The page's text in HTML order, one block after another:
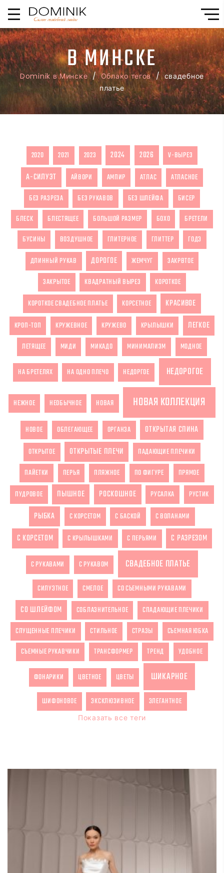
В МИНСКЕ
Dominik в Минске/Облако тегов/ свадебное
платье
2020 2021 2023 2024 2026 V-ВЫРЕЗ
А-СИЛУЭТ АЙВОРИ АМПИР АТЛАС АТЛАСНОЕ
БЕЗ РАЗРЕЗА БЕЗ РУКАВОВ БЕЗ ШЛЕЙФА БИСЕР
БЛЕСК БЛЕСТЯЩЕЕ БОЛЬШОЙ РАЗМЕР БОХО БРЕТЕЛИ
БУСИНЫ ВОЗДУШНОЕ ГЛИТЕРНОЕ ГЛИТТЕР ГОДЭ
ДЛИННЫЙ РУКАВ ДОРОГОЕ ЖЕМЧУГ ЗАКРВТОЕ
ЗАКРЫТОЕ КВАДРАТНЫЙ ВЫРЕЗ КОРОТКОЕ
КОРОТКОЕ СВАДЕБНОЕ ПЛАТЬЕ КОРСЕТНОЕ КРАСИВОЕ
КРОП-ТОП КРУЖЕВНОЕ КРУЖЕВО КРЫЛЫШКИ ЛЕГКОЕ
ЛЕТЯЩЕЕ МИДИ МИКАДО МИНИМАЛИЗМ МОДНОЕ
НА БРЕТЕЛЯХ НА ОДНО ПЛЕЧО НЕДОРГОЕ НЕДОРОГОЕ
НЕЖНОЕ НЕОБЫЧНОЕ НОВАЯ НОВАЯ КОЛЛЕКЦИЯ
НОВОЕ ОБЛЕГАЮЩЕЕ ОРГАНЗА ОТКРЫТАЯ СПИНА
ОТКРЫТОЕ ОТКРЫТЫЕ ПЛЕЧИ ПАДАЮЩИЕ ПЛЕЧИКИ
ПАЙЕТКИ ПЕРЬЯ ПЛЯЖНОЕ ПО ФИГУРЕ ПРЯМОЕ
ПУДРОВОЕ ПЫШНОЕ РОСКОШНОЕ РУСАЛКА РУСТИК
РЫБКА С КОРСЕТОМ С БАСКОЙ С ВОЛАНАМИ
С КОРСЕТОМ С КРЫЛЫШКАМИ С ПЕРЬЯМИ С РАЗРЕЗОМ
С РУКАВАМИ С РУКАВОМ СВАДЕБНОЕ ПЛАТЬЕ
СИЛУЭТНОЕ СМЕЛОЕ СО СЪЕМНЫМИ РУКАВАМИ
СО ШЛЕЙФОМ СОБЛАЗНИТЕЛЬНОЕ СПАДАЮЩИЕ ПЛЕЧИКИ
СПУЩЕННЫЕ ПЛЕЧИКИ СТИЛЬНОЕ СТРАЗЫ СЪЕМНАЯ ЮБКА
СЪЕМНЫЕ РУКАВЧИКИ ТРАНСФОРМЕР ТРЕНД УДОБНОЕ
ФОНАРИКИ ЦВЕТНОЕ ЦВЕТЫ ШИКАРНОЕ
ШИФОНОВОЕ ЭКСКЛЮЗИВНОЕ ЭЛЕГАНТНОЕ
Показать все теги